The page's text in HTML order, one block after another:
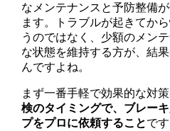
なメンテナンスと予防整備
ます。トラブルが起きてか
うのではなく、少額のメン
な状態を維持する方が、結
んですよね。
まず一番手軽で効果的な対
検のタイミングで、ブレー
プをプロに依頼することで